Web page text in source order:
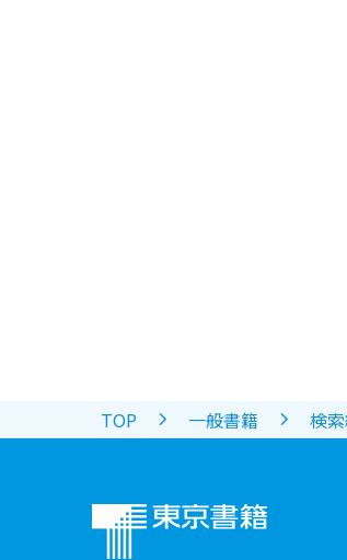
TOP 一般書籍 検